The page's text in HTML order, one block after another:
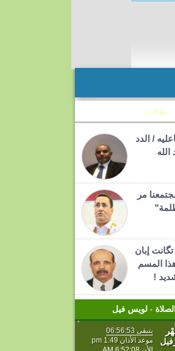
مقالات
/ الدد
مر
إبان
المسم
!
- لويس فيل